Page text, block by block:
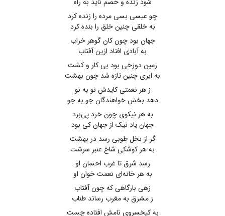
چو عیسی بسی مرده را زنده کرد
به خلقی چنین خلق را بنده کرد
جهان بود چون کان گوهر خراب
به آبادی افتاد ازین آفتاب
زمین دوزخی بود بی کار و کشت
به ابری چنین تازه شد چون بهشت
ز هر نعمتی کایدش نو به نو
دهد بخش خواهندگان جو به جو
به هر نیکوی چون خرد پی‌برد
جهان یاد نیک از جهان کی بود
گر از نخل طوبی رسد در بهشت
به هر کوشکی شاخ عنبر سرشت
رسد شرق تا غرب احسان او
به هر خانه‌ای نعمت خوان او
زهی بارگاهی که چون آفتاب
ز مشرق به مغرب رساند طناب
به کیخسروی نامش افتاده چست